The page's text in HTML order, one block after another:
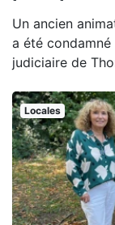
Un ancien
a été
judiciaire de
Locales